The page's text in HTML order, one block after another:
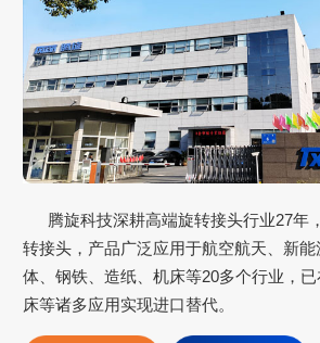
腾旋科技深耕高端旋转接头行业27年
转接头，产品广泛应用于航空航天、新
体、钢铁、造纸、机床等20多个行业，
床等诸多应用实现进口替代。